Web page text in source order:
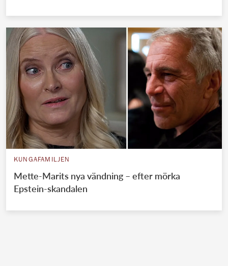
KUNGAFAMILJEN
Mette-Marits nya vändning – efter mörka
Epstein-skandalen